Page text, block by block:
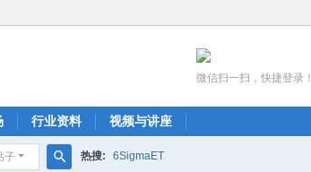
微信扫一扫，快捷登录！
行业资料 视频与讲座
子 热搜: 6SigmaET